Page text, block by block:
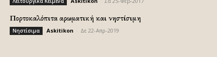
Πορτοκαλόπιτα αρωματική και νηστίσιμη
Νηστίσιμα Askitikon Δε 22-Απρ-2019